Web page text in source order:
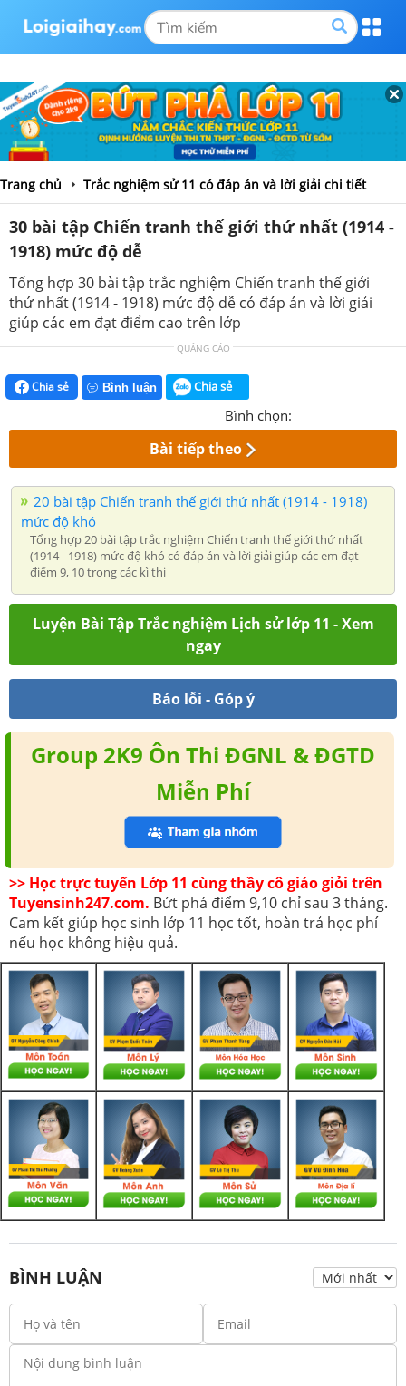
Trang chủ Trắc nghiệm sử 11 có đáp án và lời giải chi tiết
30 bài tập Chiến tranh thế giới thứ nhất (1914 -
1918) mức độ dễ
Tổng hợp 30 bài tập trắc nghiệm Chiến tranh thế giới
thứ nhất (1914 - 1918) mức độ dễ có đáp án và lời giải
giúp các em đạt điểm cao trên lớp
QUẢNG CÁO
Chia sẻ Bình luận Chia sẻ
Bình chọn:
Bài tiếp theo
20 bài tập Chiến tranh thế giới thứ nhất (1914 - 1918)
mức độ khó
Tổng hợp 20 bài tập trắc nghiệm Chiến tranh thế giới thứ nhất
(1914 - 1918) mức độ khó có đáp án và lời giải giúp các em đạt
điểm 9, 10 trong các kì thi
Luyện Bài Tập Trắc nghiệm Lịch sử lớp 11 - Xem
ngay
Báo lỗi - Góp ý
Group 2K9 Ôn Thi ĐGNL & ĐGTD
Miễn Phí
>> Học trực tuyến Lớp 11 cùng thầy cô giáo giỏi trên
Tuyensinh247.com. Bứt phá điểm 9,10 chỉ sau 3 tháng.
Cam kết giúp học sinh lớp 11 học tốt, hoàn trả học phí
nếu học không hiệu quả.
BÌNH LUẬN